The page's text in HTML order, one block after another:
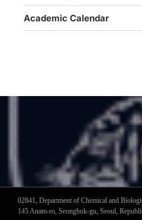
Academic Calendar
02841, Department of Chemical and
145 Anam-ro, Seongbuk-gu, Seoul,